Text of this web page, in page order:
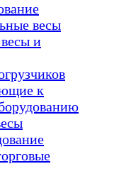
весы
и
к